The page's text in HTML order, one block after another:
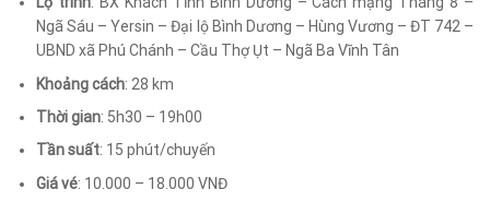
Ngã Sáu – Yersin – Đại lộ Bình Dương – Hùng Vương – ĐT 742 –
UBND xã Phú Chánh – Cầu Thợ Ụt – Ngã Ba Vĩnh Tân
Khoảng cách: 28 km
Thời gian: 5h30 – 19h00
Tần suất: 15 phút/chuyến
Giá vé: 10.000 – 18.000 VNĐ